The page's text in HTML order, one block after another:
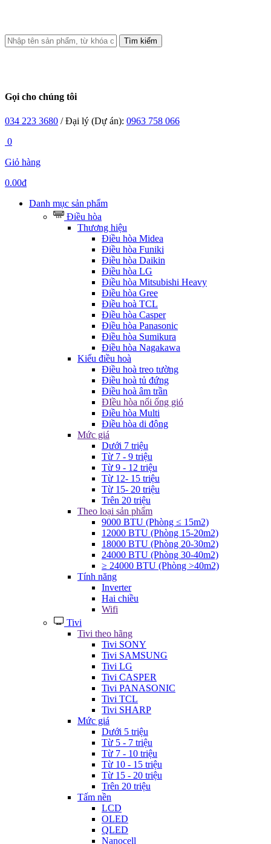
Tìm kiếm
Gọi cho chúng tôi
034 223 3680 / Đại lý (Dự án): 0963 758 066
0
Giỏ hàng
0.00đ
Danh mục sản phẩm
Điều hòa
Thương hiệu
Điều hòa Midea
Điều hòa Funiki
Điều hòa Daikin
Điều hòa LG
Điều hòa Mitsubishi Heavy
Điều hòa Gree
Điều hoà TCL
Điều hòa Casper
Điều hòa Panasonic
Điều hòa Sumikura
Điều hòa Nagakawa
Kiểu điều hoà
Điều hoà treo tường
Điều hoà tủ đứng
Điều hoà âm trần
ĐIều hòa nối ống gió
Điều hòa Multi
Điều hòa di động
Mức giá
Dưới 7 triệu
Từ 7 - 9 triệu
Từ 9 - 12 triệu
Từ 12- 15 triệu
Từ 15- 20 triệu
Trên 20 triệu
Theo loại sản phẩm
9000 BTU (Phòng ≤ 15m2)
12000 BTU (Phòng 15-20m2)
18000 BTU (Phòng 20-30m2)
24000 BTU (Phòng 30-40m2)
≥ 24000 BTU (Phòng >40m2)
Tính năng
Inverter
Hai chiều
Wifi
Tivi
Tivi theo hãng
Tivi SONY
Tivi SAMSUNG
Tivi LG
Tivi CASPER
Tivi PANASONIC
Tivi TCL
Tivi SHARP
Mức giá
Dưới 5 triệu
Từ 5 - 7 triệu
Từ 7 - 10 triệu
Từ 10 - 15 triệu
Từ 15 - 20 triệu
Trên 20 triệu
Tấm nền
LCD
OLED
QLED
Nanocell